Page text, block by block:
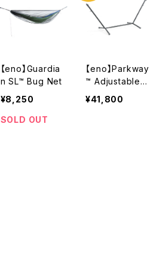
【eno】Guardia
n SL™ Bug Net
¥8,250
SOLD OUT
【eno】Parkway
™ Adjustable
Hammock Sta
¥41,800